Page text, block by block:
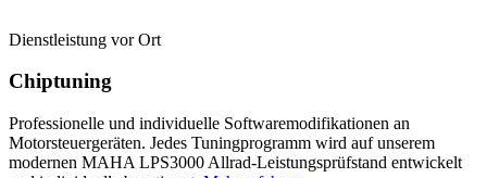
Dienstleistung vor Ort
Chiptuning
Professionelle und individuelle Softwaremodifikationen an
Motorsteuergeräten. Jedes Tuningprogramm wird auf unserem
modernen MAHA LPS3000 Allrad-Leistungsprüfstand entwickelt